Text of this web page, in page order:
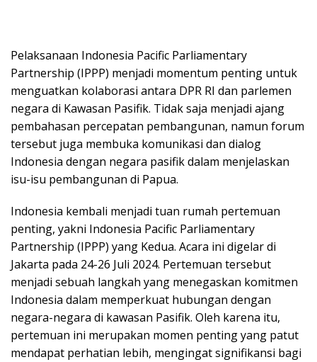
Pelaksanaan Indonesia Pacific Parliamentary
Partnership (IPPP) menjadi momentum penting untuk
menguatkan kolaborasi antara DPR RI dan parlemen
negara di Kawasan Pasifik. Tidak saja menjadi ajang
pembahasan percepatan pembangunan, namun forum
tersebut juga membuka komunikasi dan dialog
Indonesia dengan negara pasifik dalam menjelaskan
isu-isu pembangunan di Papua.
Indonesia kembali menjadi tuan rumah pertemuan
penting, yakni Indonesia Pacific Parliamentary
Partnership (IPPP) yang Kedua. Acara ini digelar di
Jakarta pada 24-26 Juli 2024. Pertemuan tersebut
menjadi sebuah langkah yang menegaskan komitmen
Indonesia dalam memperkuat hubungan dengan
negara-negara di kawasan Pasifik. Oleh karena itu,
pertemuan ini merupakan momen penting yang patut
mendapat perhatian lebih, mengingat signifikansi bagi